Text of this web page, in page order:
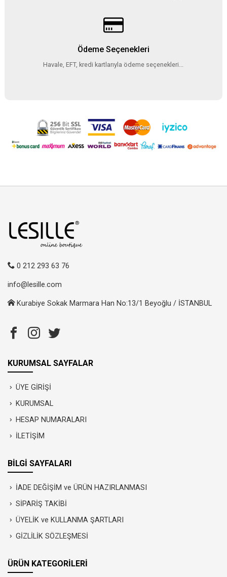
Ödeme Seçenekleri
Havale, EFT, kredi kartlarıyla ödeme seçenekleri...
0 212 293 63 76
info@lesille.com
Kurabiye Sokak Marmara Han No:13/1 Beyoğlu / İSTANBUL
KURUMSAL SAYFALAR
ÜYE GİRİŞİ
KURUMSAL
HESAP NUMARALARI
İLETİŞİM
BİLGİ SAYFALARI
İADE DEĞİŞİM ve ÜRÜN HAZIRLANMASI
SİPARİŞ TAKİBİ
ÜYELİK ve KULLANMA ŞARTLARI
GİZLİLİK SÖZLEŞMESİ
ÜRÜN KATEGORİLERİ